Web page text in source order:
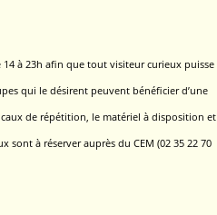
14 à 23h afin que tout visiteur curieux puisse
qui le désirent peuvent bénéficier d’une
de répétition, le matériel à disposition et
à réserver auprès du CEM (02 35 22 70